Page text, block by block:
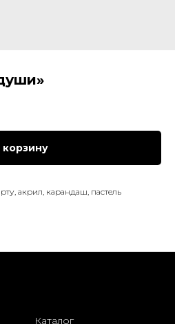
корзину
акрил, карандаш, пастель
Каталог